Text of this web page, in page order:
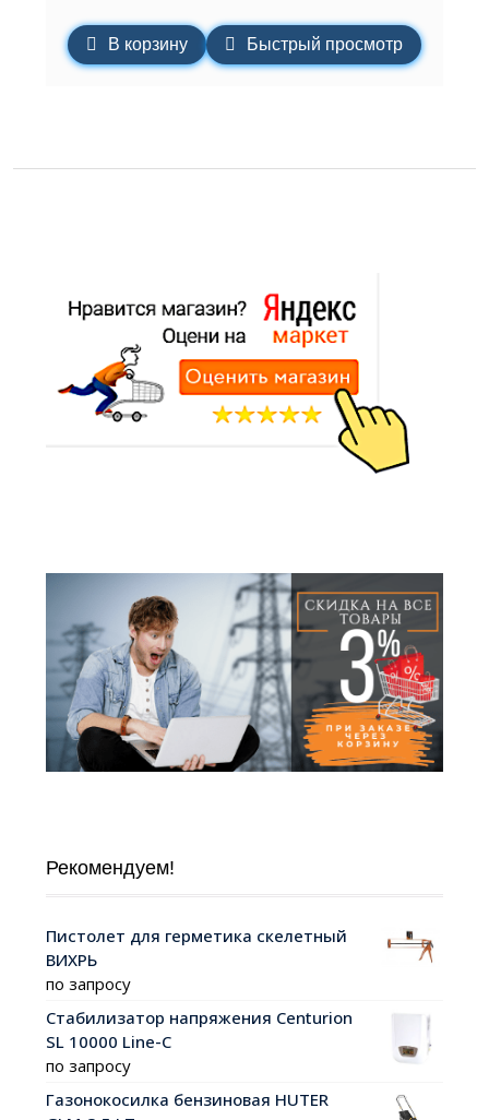
В корзину Быстрый просмотр
Рекомендуем!
Пистолет для герметика скелетный
ВИХРЬ
по запросу
Стабилизатор напряжения Centurion
SL 10000 Line-C
по запросу
Газонокосилка бензиновая HUTER